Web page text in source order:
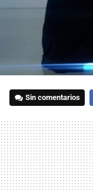
Sin comentarios